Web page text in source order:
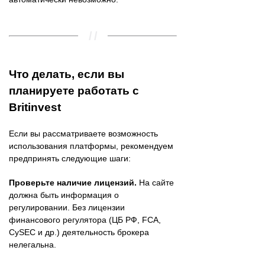
Что делать, если вы
планируете работать с
Britinvest
Если вы рассматриваете возможность
использования платформы, рекомендуем
предпринять следующие шаги:
Проверьте наличие лицензий. На сайте
должна быть информация о
регулировании. Без лицензии
финансового регулятора (ЦБ РФ, FCA,
CySEC и др.) деятельность брокера
нелегальна.